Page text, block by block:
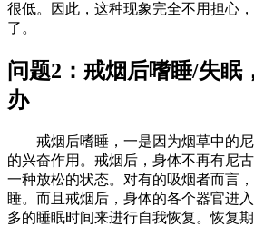
很低。因此，这种现象完全不用担心
了。
问题2：戒烟后嗜睡/失眠
办
戒烟后嗜睡，一是因为烟草中的
的兴奋作用。戒烟后，身体不再有尼
一种放松的状态。对有的吸烟者而言
睡。而且戒烟后，身体的各个器官进
多的睡眠时间来进行自我恢复。恢复